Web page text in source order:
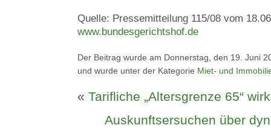
Quelle: Pressemitteilung 115/08 vom
www.bundesgerichtshof.de
Der Beitrag wurde am Donnerstag, den 19. Juni
und wurde unter der Kategorie Miet- und
« Tarifliche „Altersgrenze 65“
Auskunftsersuchen über